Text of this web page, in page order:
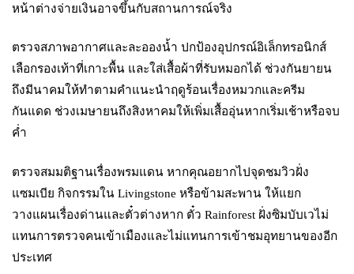
หน้าต่างจ่ายเงินอาจขึ้นกับสถานการณ์จริง
ตรวจสภาพอากาศและละอองน้ำ ปกป้องอุปกรณ์อิเล็กทรอนิกส์
เลือกรองเท้าที่เกาะพื้น และใส่เสื้อผ้าที่รับหมอกได้ ช่วงกันยายน
ถึงมีนาคมให้ทำตามคำแนะนำฤดูร้อนเรื่องหมวกและครีม
กันแดด ช่วงเมษายนถึงสิงหาคมให้เพิ่มเสื้ออุ่นหากเริ่มเช้าหรือจบ
ค่ำ
ตรวจสมมติฐานเรื่องพรมแดน หากคุณอยากไปจุดชมวิวฝั่ง
แซมเบีย กิจกรรมใน Livingstone หรือข้ามสะพาน ให้แยก
วางแผนเรื่องด่านและตั๋วต่างหาก ตั๋ว Rainforest ฝั่งซิมบับเวไม่
แทนการตรวจคนเข้าเมืองและไม่แทนการเข้าชมอุทยานของอีก
ประเทศ